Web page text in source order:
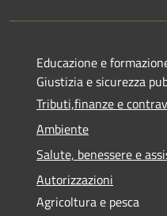
Educazione e
Giustizia e sicurezza
Tributi,finanze e
Ambiente
Salute, benessere e
Autorizzazioni
Agricoltura e pesca